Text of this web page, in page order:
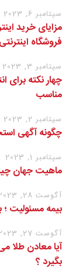
سپتامبر 6, 2023
مزایای خرید
فروشگاه
سپتامبر 3, 2023
چهار نکته برای
مناسب
سپتامبر 2, 2023
چگونه آگهی
سپتامبر 1, 2023
ماهیت جهان
آگوست 28, 2023
بیمه مسئولیت
آگوست 27, 2023
آیا معادن طلا
بگیرد ؟